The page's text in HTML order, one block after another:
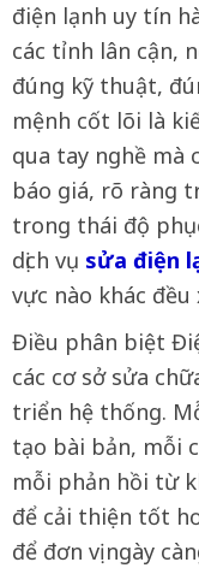
điện lạnh uy tín
các tỉnh lân cận,
đúng kỹ thuật,
mệnh cốt lõi là
qua tay nghề mà
báo giá, rõ ràng
trong thái độ
dịch vụ sửa điện
vực nào khác
Điều phân biệt
các cơ sở sửa
triển hệ thống.
tạo bài bản, mỗi
mỗi phản hồi từ
để cải thiện tốt
để đơn vị ngày